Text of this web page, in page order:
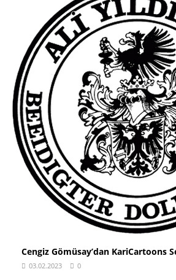
Cengiz Gömüsay’dan KariCartoons
03.02.2023 0